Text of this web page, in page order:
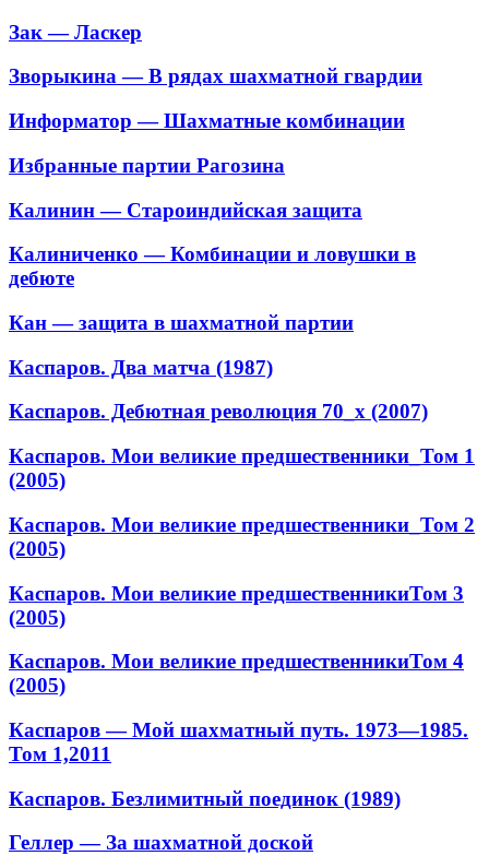
Зак — Ласкер
Зворыкина — В рядах шахматной гвардии
Информатор — Шахматные комбинации
Избранные партии Рагозина
Калинин — Староиндийская защита
Калиниченко — Комбинации и ловушки в
дебюте
Кан — защита в шахматной партии
Каспаров. Два матча (1987)
Каспаров. Дебютная революция 70_х (2007)
Каспаров. Мои великие предшественники_Том 1
(2005)
Каспаров. Мои великие предшественники_Том 2
(2005)
Каспаров. Мои великие предшественникиТом 3
(2005)
Каспаров. Мои великие предшественникиТом 4
(2005)
Каспаров — Мой шахматный путь. 1973—1985.
Том 1,2011
Каспаров. Безлимитный поединок (1989)
Геллер — За шахматной доской